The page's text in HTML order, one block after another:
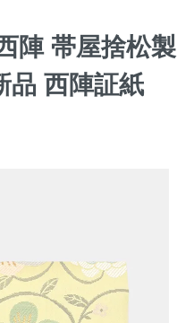
陣 帯屋捨松製
品 西陣証紙